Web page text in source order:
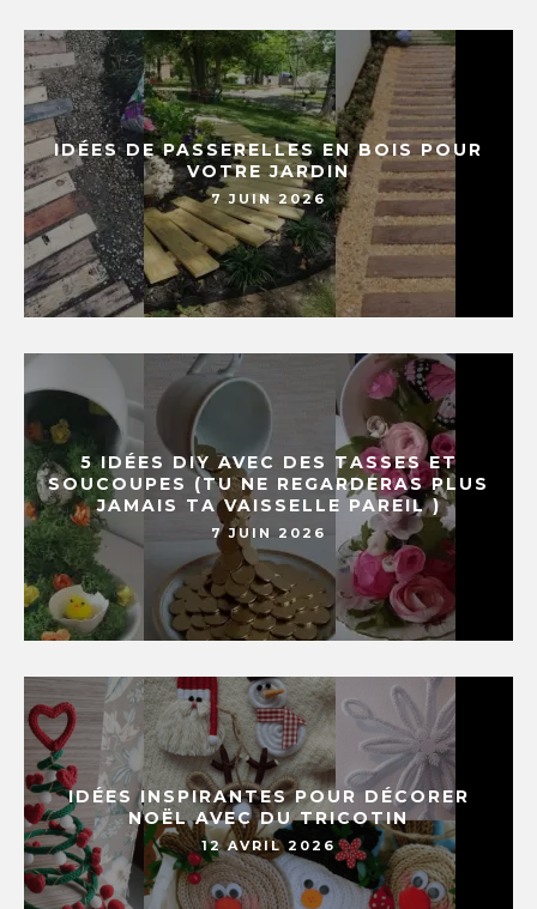
IDÉES DE PASSERELLES EN BOIS POUR
VOTRE JARDIN
7 JUIN 2026
5 IDÉES DIY AVEC DES TASSES ET
SOUCOUPES (TU NE REGARDERAS PLUS
JAMAIS TA VAISSELLE PAREIL )
7 JUIN 2026
IDÉES INSPIRANTES POUR DÉCORER
NOËL AVEC DU TRICOTIN
12 AVRIL 2026